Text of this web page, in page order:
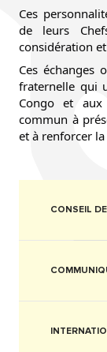
Ces
de leurs
considération
Ces échanges
fraternelle qui
Congo et aux
commun à
et à renforcer
CONSEIL